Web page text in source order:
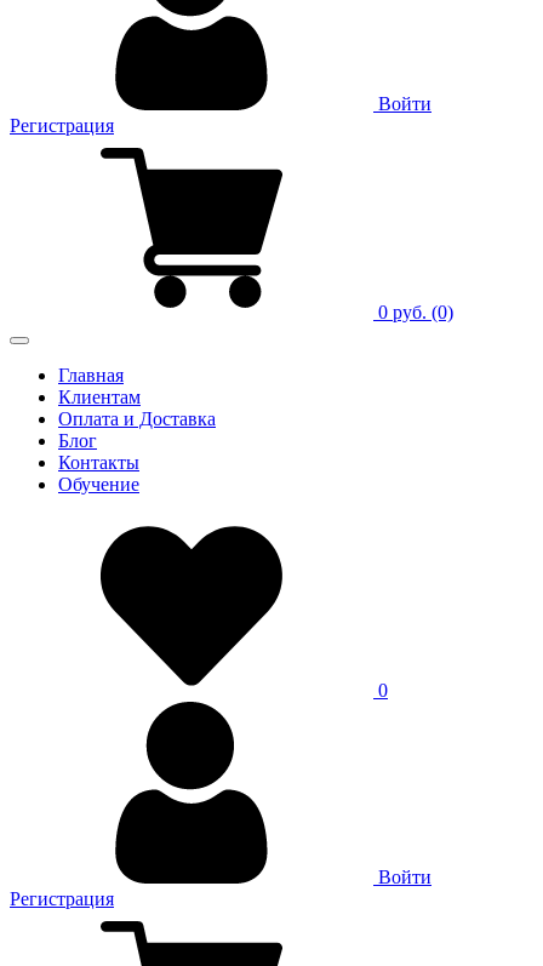
Войти
Регистрация
0 руб. (0)
Главная
Клиентам
Оплата и Доставка
Блог
Контакты
Обучение
0
Войти
Регистрация